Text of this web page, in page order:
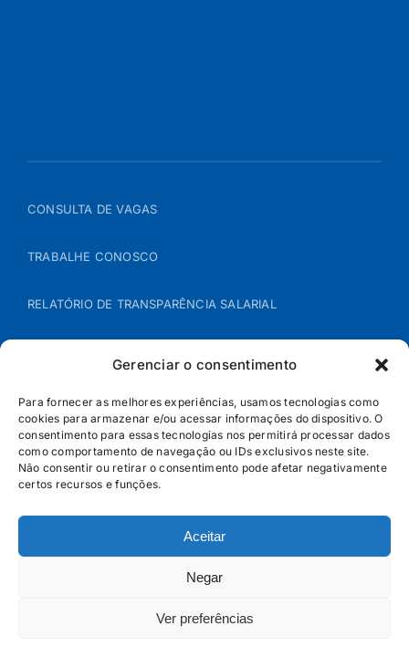
Gerenciar o consentimento
Para fornecer as melhores experiências, usamos tecnologias como
cookies para armazenar e/ou acessar informações do dispositivo. O
consentimento para essas tecnologias nos permitirá processar dados
como comportamento de navegação ou IDs exclusivos neste site.
Não consentir ou retirar o consentimento pode afetar negativamente
certos recursos e funções.
Aceitar
Negar
Ver preferências
CONSULTA DE VAGAS
TRABALHE CONOSCO
RELATÓRIO DE TRANSPARÊNCIA SALARIAL
POLÍTICA DE COOKIES
POLÍTICA DE PRIVACIDADE
© Jandaia - 2026 · Todos os direitos reservados | SAC